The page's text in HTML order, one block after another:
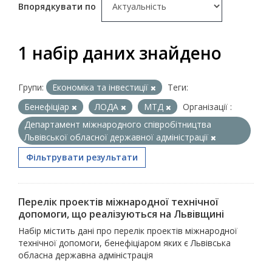
Впорядкувати по
1 набір даних знайдено
Групи: Економіка та інвестиції
Теги:
Бенефіціар
ЛОДА МТД
Організації :
Департамент міжнародного співробітництва
Львівської обласної державної адміністрації
Фільтрувати результати
Перелік проектів міжнародної технічної
допомоги, що реалізуються на Львівщині
Набір містить дані про перелік проектів міжнародної
технічної допомоги, бенефіціаром яких є Львівська
обласна державна адміністрація